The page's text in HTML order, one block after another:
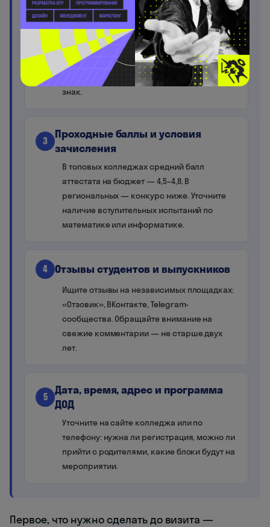
2 IT-специальности и учебный план
Изучите ФГОС по интересующей
специальности. Сравните с тем, что
публикует колледж. Устаревшие
технологии в программе — тревожный
знак.
3
Проходные баллы и условия
зачисления
В топовых колледжах средний балл
аттестата на бюджет — 4,5–4,8. В
региональных — конкурс ниже. Уточните
наличие вступительных испытаний по
математике или информатике.
4 Отзывы студентов и выпускников
Ищите отзывы на независимых площадках:
«Отзовик», ВКонтакте, Telegram-
сообщества. Обращайте внимание на
свежие комментарии — не старше двух
лет.
5
Дата, время, адрес и программа
ДОД
Уточните на сайте колледжа или по
телефону: нужна ли регистрация, можно ли
прийти с родителями, какие блоки будут на
мероприятии.
Первое, что нужно сделать до визита —